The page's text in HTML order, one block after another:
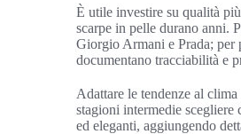
È utile investire su qualità
scarpe in pelle durano anni.
Giorgio Armani e Prada; per
documentano tracciabilità e
Adattare le tendenze al
stagioni intermedie scegliere
ed eleganti, aggiungendo